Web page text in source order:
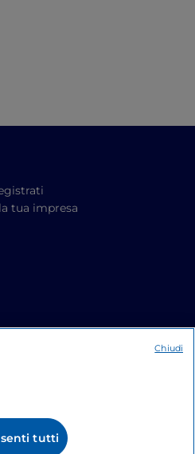
tua impresa
tutti
Chiudi